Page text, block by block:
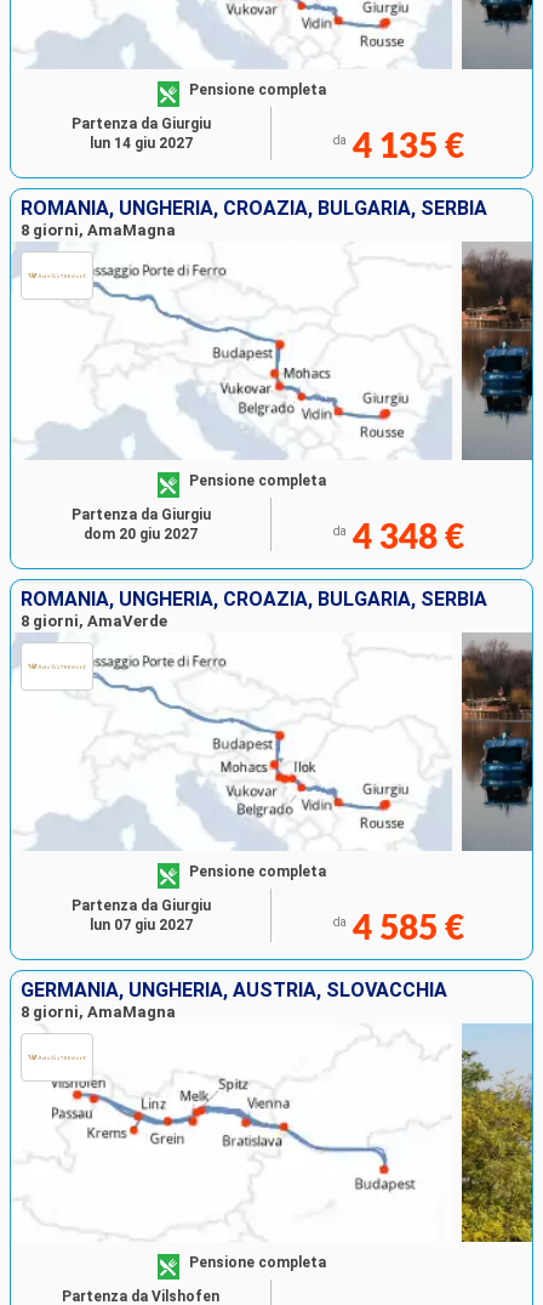
Pensione completa
da 4 135 €
Partenza da Giurgiu
lun 14 giu 2027
ROMANIA, UNGHERIA, CROAZIA, BULGARIA, SERBIA
8 giorni, AmaMagna
Pensione completa
da 4 348 €
Partenza da Giurgiu
dom 20 giu 2027
ROMANIA, UNGHERIA, CROAZIA, BULGARIA, SERBIA
8 giorni, AmaVerde
Pensione completa
da 4 585 €
Partenza da Giurgiu
lun 07 giu 2027
GERMANIA, UNGHERIA, AUSTRIA, SLOVACCHIA
8 giorni, AmaMagna
Pensione completa
Partenza da Vilshofen